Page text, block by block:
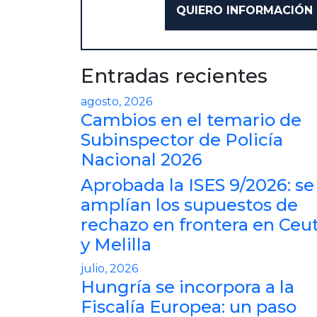
Entradas recientes
agosto, 2026
Cambios en el temario de
Subinspector de Policía
Nacional 2026
Aprobada la ISES 9/2026: se
amplían los supuestos de
rechazo en frontera en
y Melilla
julio, 2026
Hungría se incorpora a la
Fiscalía Europea: un paso